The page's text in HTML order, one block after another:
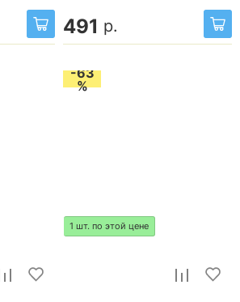
491 р.
-63
%
1 шт. по этой цене